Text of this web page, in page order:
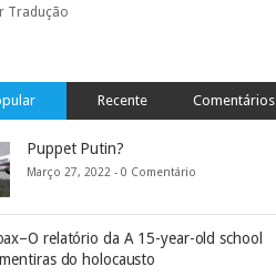
Tradução
Recente Comentários
Puppet Putin?
Março 27, 2022 - 0 Comentário
relatório da A 15-year-old school
do holocausto